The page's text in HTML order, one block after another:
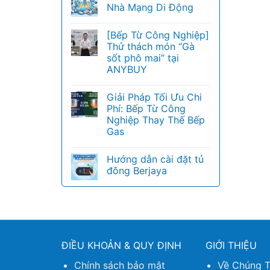
Nhà Mạng Di Động
[Bếp Từ Công Nghiệp]
Thử thách món “Gà
sốt phô mai” tại
ANYBUY
Giải Pháp Tối Ưu Chi
Phí: Bếp Từ Công
Nghiệp Thay Thế Bếp
Gas
Hướng dẫn cài đặt tủ
đông Berjaya
ĐIỀU KHOẢN & QUY ĐỊNH
Chính sách bảo mật
GIỚI THIỆU
Về Chúng